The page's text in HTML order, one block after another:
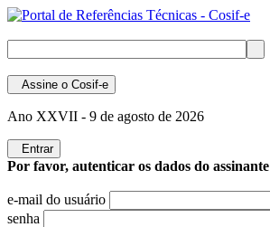
Assine o Cosif-e
Ano XXVII - 9 de agosto de 2026
Entrar
Por favor, autenticar os dados do assinante
e-mail do usuário
senha